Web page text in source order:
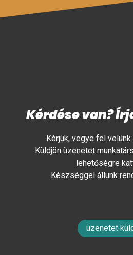
Kérdése van?
Kérjük, vegye fel
Küldjön üzenetet
lehetőségre
Készséggel állunk
üzenetet